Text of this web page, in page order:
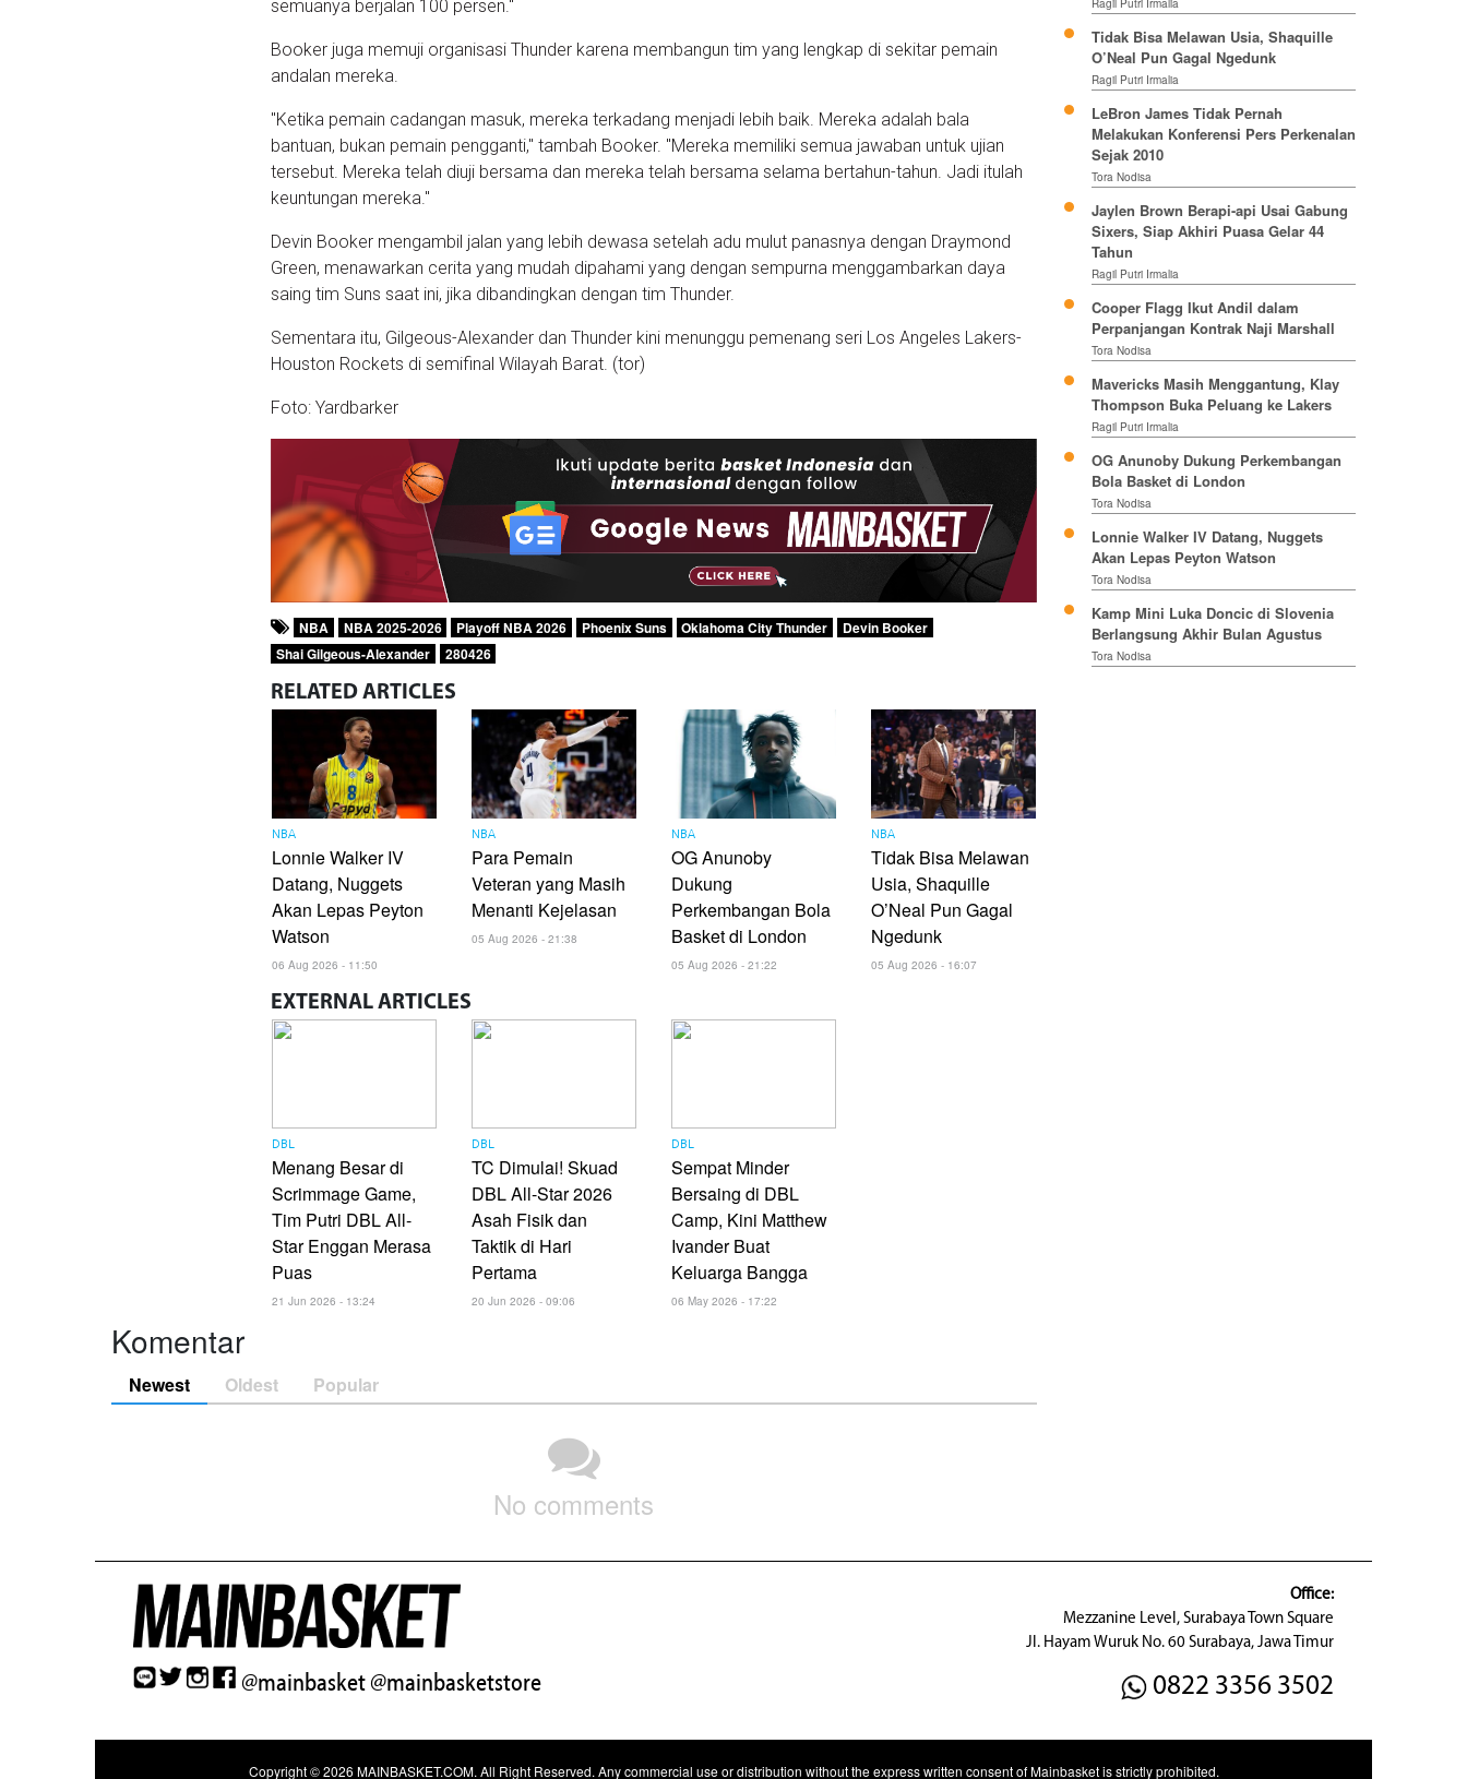
semuanya berjalan 100 persen."
Booker juga memuji organisasi Thunder karena membangun tim yang lengkap di sekitar pemain
andalan mereka.
"Ketika pemain cadangan masuk, mereka terkadang menjadi lebih baik. Mereka adalah bala
bantuan, bukan pemain pengganti," tambah Booker. "Mereka memiliki semua jawaban untuk ujian
tersebut. Mereka telah diuji bersama dan mereka telah bersama selama bertahun-tahun. Jadi itulah
keuntungan mereka."
Devin Booker mengambil jalan yang lebih dewasa setelah adu mulut panasnya dengan Draymond
Green, menawarkan cerita yang mudah dipahami yang dengan sempurna menggambarkan daya
saing tim Suns saat ini, jika dibandingkan dengan tim Thunder.
Sementara itu, Gilgeous-Alexander dan Thunder kini menunggu pemenang seri Los Angeles Lakers-
Houston Rockets di semifinal Wilayah Barat. (tor)
Foto: Yardbarker
NBA NBA 2025-2026 Playoff NBA 2026 Phoenix Suns Oklahoma City Thunder
Devin Booker
Shai Gilgeous-Alexander
280426
RELATED ARTICLES
NBA
Lonnie Walker IV
Datang, Nuggets
Akan Lepas Peyton
Watson
06 Aug 2026 - 11:50
NBA
Para Pemain
Veteran yang Masih
Menanti Kejelasan
05 Aug 2026 - 21:38
NBA
OG Anunoby
Dukung
Perkembangan Bola
Basket di London
05 Aug 2026 - 21:22
NBA
Tidak Bisa Melawan
Usia, Shaquille
O’Neal Pun Gagal
Ngedunk
05 Aug 2026 - 16:07
EXTERNAL ARTICLES
DBL
Menang Besar di
Scrimmage Game,
Tim Putri DBL All-
Star Enggan Merasa
Puas
21 Jun 2026 - 13:24
DBL
TC Dimulai! Skuad
DBL All-Star 2026
Asah Fisik dan
Taktik di Hari
Pertama
20 Jun 2026 - 09:06
DBL
Sempat Minder
Bersaing di DBL
Camp, Kini Matthew
Ivander Buat
Keluarga Bangga
06 May 2026 - 17:22
Komentar
Newest Oldest Popular
No comments
Ragil Putri Irmalia
Tidak Bisa Melawan Usia, Shaquille
O’Neal Pun Gagal Ngedunk
Ragil Putri Irmalia
LeBron James Tidak Pernah
Melakukan Konferensi Pers Perkenalan
Sejak 2010
Tora Nodisa
Jaylen Brown Berapi-api Usai Gabung
Sixers, Siap Akhiri Puasa Gelar 44
Tahun
Ragil Putri Irmalia
Cooper Flagg Ikut Andil dalam
Perpanjangan Kontrak Naji Marshall
Tora Nodisa
Mavericks Masih Menggantung, Klay
Thompson Buka Peluang ke Lakers
Ragil Putri Irmalia
OG Anunoby Dukung Perkembangan
Bola Basket di London
Tora Nodisa
Lonnie Walker IV Datang, Nuggets
Akan Lepas Peyton Watson
Tora Nodisa
Kamp Mini Luka Doncic di Slovenia
Berlangsung Akhir Bulan Agustus
Tora Nodisa
@mainbasket@mainbasketstore
Office:
Mezzanine Level, Surabaya Town Square
Jl. Hayam Wuruk No. 60 Surabaya, Jawa Timur
0822 3356 3502
Copyright © 2026 MAINBASKET.COM. All Right Reserved. Any commercial use or distribution without the express written consent of Mainbasket is strictly prohibited.